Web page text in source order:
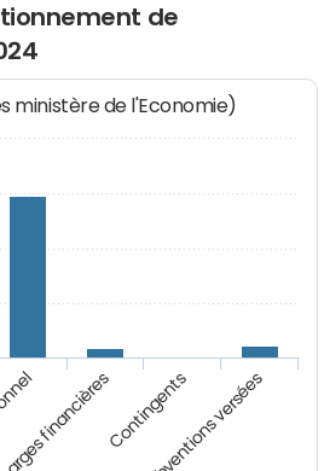
de
ministère de l'Economie)
financièresContingents
Subventions versées